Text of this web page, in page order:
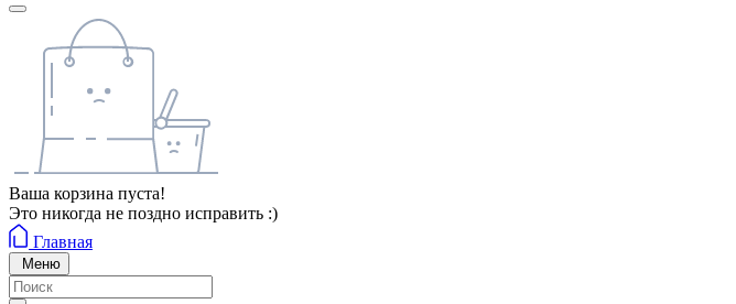
Ваша корзина пуста!
Это никогда не поздно исправить :)
Главная
Меню